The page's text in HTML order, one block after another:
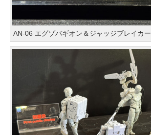
AN-06 エグゾバギオン＆ジャッジブレイカー